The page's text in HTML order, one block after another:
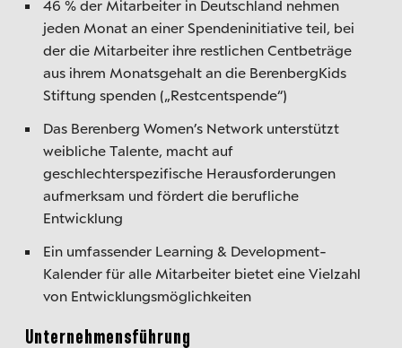
46 % der Mitarbeiter in Deutschland nehmen
jeden Monat an einer Spendeninitiative teil, bei
der die Mitarbeiter ihre restlichen Centbeträge
aus ihrem Monatsgehalt an die BerenbergKids
Stiftung spenden („Restcentspende“)
Das Berenberg Women’s Network unterstützt
weibliche Talente, macht auf
geschlechterspezifische Herausforderungen
aufmerksam und fördert die berufliche
Entwicklung
Ein umfassender Learning & Development-
Kalender für alle Mitarbeiter bietet eine Vielzahl
von Entwicklungsmöglichkeiten
Unternehmensführung